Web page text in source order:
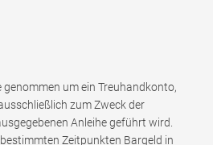
genommen um ein Treuhandkonto,
zum Zweck der
Anleihe geführt wird.
Zeitpunkten Bargeld in